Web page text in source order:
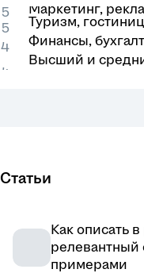
5
5
4
Маркетинг,
Туризм,
Финансы,
Высший и
Статьи
Как описать
релевантный
примерами